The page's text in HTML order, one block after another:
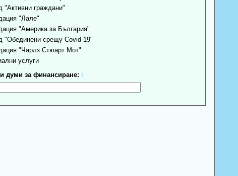
"Активни граждани"
"Лале"
"Америка за България"
"Обединени срещу Covid-19"
"Чарлз Стюарт Мот"
услуги
думи за финансиране: ℹ